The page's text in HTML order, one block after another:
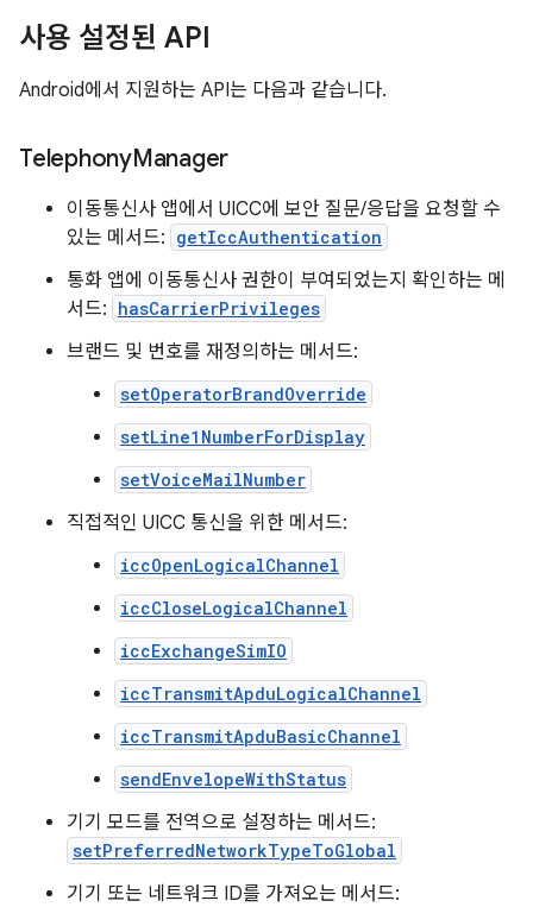
사용 설정된 API
Android에서 지원하는 API는 다음과 같습니다.
TelephonyManager
이동통신사 앱에서 UICC에 보안 질문/응답을 요청할 수
있는 메서드: getIccAuthentication
통화 앱에 이동통신사 권한이 부여되었는지 확인하는 메
서드: hasCarrierPrivileges
브랜드 및 번호를 재정의하는 메서드:
setOperatorBrandOverride
setLine1NumberForDisplay
setVoiceMailNumber
직접적인 UICC 통신을 위한 메서드:
iccOpenLogicalChannel
iccCloseLogicalChannel
iccExchangeSimIO
iccTransmitApduLogicalChannel
iccTransmitApduBasicChannel
sendEnvelopeWithStatus
기기 모드를 전역으로 설정하는 메서드:
setPreferredNetworkTypeToGlobal
기기 또는 네트워크 ID를 가져오는 메서드: